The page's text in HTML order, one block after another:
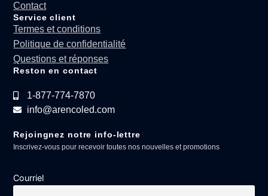
Contact
Service client
Termes et conditions
Politique de confidentialité
Questions et réponses
Reston en contact
1-877-774-7870
info@arencoled.com
Rejoingnez notre info-lettre
Inscrivez-vous pour recevoir toutes nos nouvelles et promotions
Courriel